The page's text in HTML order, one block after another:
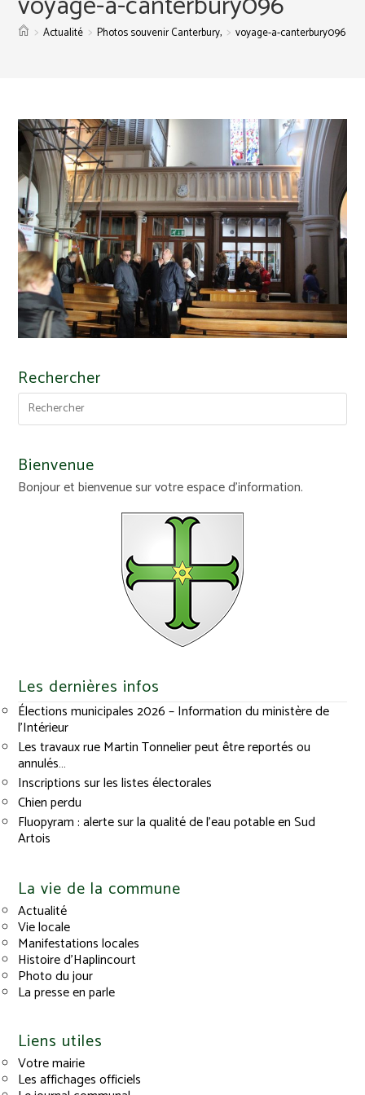
> Actualité > Photos souvenir Canterbury, > voyage-a-canterbury096
Rechercher
Bienvenue
Bonjour et bienvenue sur votre espace d'information.
Les dernières infos
Élections municipales 2026 – Information du ministère de
l’Intérieur
Les travaux rue Martin Tonnelier peut être reportés ou
annulés…
Inscriptions sur les listes électorales
Chien perdu
Fluopyram : alerte sur la qualité de l’eau potable en Sud
Artois
La vie de la commune
Actualité
Vie locale
Manifestations locales
Histoire d’Haplincourt
Photo du jour
La presse en parle
Liens utiles
Votre mairie
Les affichages officiels